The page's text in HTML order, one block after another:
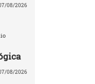
08/2026
08/2026